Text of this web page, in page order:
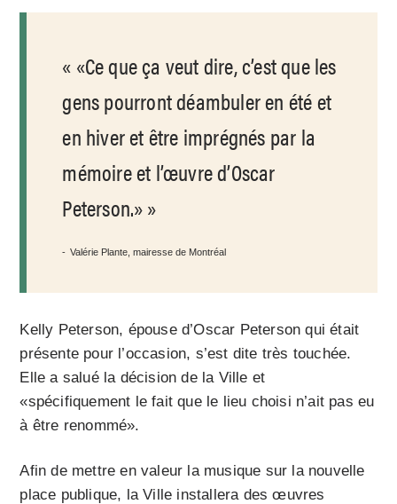
«Ce que ça veut dire, c’est que les
gens pourront déambuler en été et
en hiver et être imprégnés par la
mémoire et l’œuvre d’Oscar
Peterson.»
Valérie Plante, mairesse de Montréal
Kelly Peterson, épouse d’Oscar Peterson qui était
présente pour l’occasion, s’est dite très touchée.
Elle a salué la décision de la Ville et
«spécifiquement le fait que le lieu choisi n’ait pas eu
à être renommé».
Afin de mettre en valeur la musique sur la nouvelle
place publique, la Ville installera des œuvres